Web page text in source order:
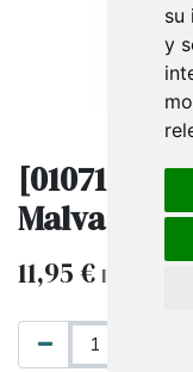
su
y
[010713]
Malva
11,95€ IVA